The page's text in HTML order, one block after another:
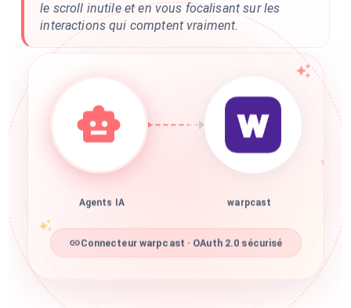
le scroll inutile et en vous focalisant sur les
interactions qui comptent vraiment.
Agents IA warpcast
Connecteur warpcast · OAuth 2.0 sécurisé